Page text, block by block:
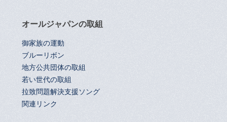
オールジャパンの取組
御家族の運動
ブルーリボン
地方公共団体の取組
若い世代の取組
拉致問題解決支援ソング
関連リンク